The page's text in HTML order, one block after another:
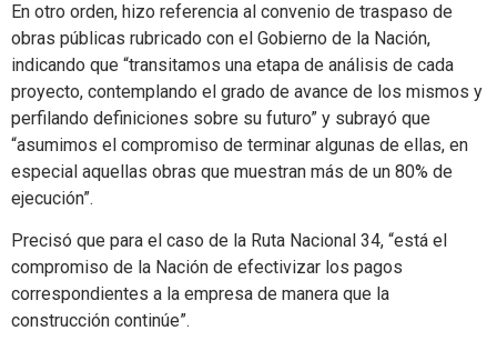
En otro orden, hizo referencia al convenio de traspaso de
obras públicas rubricado con el Gobierno de la Nación,
indicando que “transitamos una etapa de análisis de cada
proyecto, contemplando el grado de avance de los mismos y
perfilando definiciones sobre su futuro” y subrayó que
“asumimos el compromiso de terminar algunas de ellas, en
especial aquellas obras que muestran más de un 80% de
ejecución”.
Precisó que para el caso de la Ruta Nacional 34, “está el
compromiso de la Nación de efectivizar los pagos
correspondientes a la empresa de manera que la
construcción continúe”.